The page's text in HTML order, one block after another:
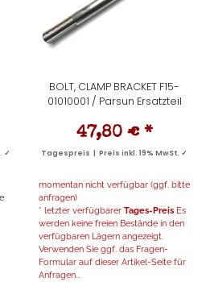
✓
BOLT, CLAMP BRACKET F15-
01010001 / Parsun Ersatzteil
47,80 € *
Tagespreis | Preis inkl. 19% MwSt. ✓
momentan nicht verfügbar (ggf. bitte
anfragen)
* letzter verfügbarer Tages-Preis Es
werden keine freien Bestände in den
verfügbaren Lägern angezeigt.
Verwenden Sie ggf. das Fragen-
Formular auf dieser Artikel-Seite für
Anfragen...